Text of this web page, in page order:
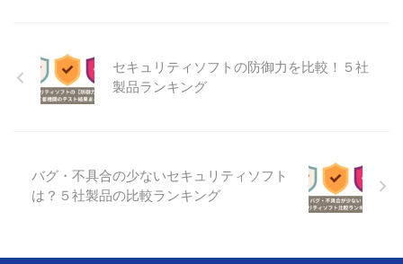
セキュリティソフトの防御力を比較！５社
製品ランキング
バグ・不具合の少ないセキュリティソフト
は？５社製品の比較ランキング